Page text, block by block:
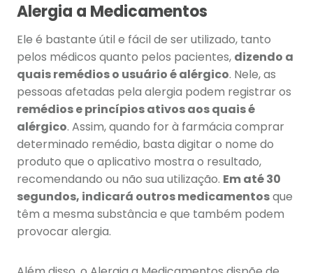
Alergia a Medicamentos
Ele é bastante útil e fácil de ser utilizado, tanto
pelos médicos quanto pelos pacientes, dizendo a
quais remédios o usuário é alérgico. Nele, as
pessoas afetadas pela alergia podem registrar os
remédios e princípios ativos aos quais é
alérgico. Assim, quando for à farmácia comprar
determinado remédio, basta digitar o nome do
produto que o aplicativo mostra o resultado,
recomendando ou não sua utilização. Em até 30
segundos, indicará outros medicamentosque
têm a mesma substância e que também podem
provocar alergia.